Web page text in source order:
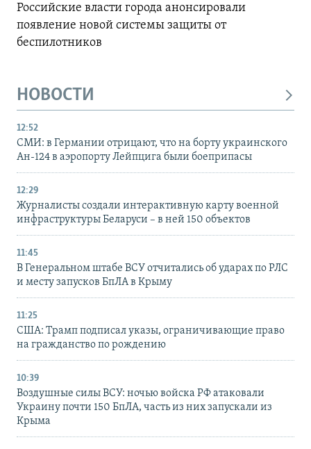
Российские власти города анонсировали
появление новой системы защиты от
беспилотников
НОВОСТИ
12:52
СМИ: в Германии отрицают, что на борту украинского
Ан-124 в аэропорту Лейпцига были боеприпасы
12:29
Журналисты создали интерактивную карту военной
инфраструктуры Беларуси – в ней 150 объектов
11:45
В Генеральном штабе ВСУ отчитались об ударах по РЛС
и месту запусков БпЛА в Крыму
11:25
США: Трамп подписал указы, ограничивающие право
на гражданство по рождению
10:39
Воздушные силы ВСУ: ночью войска РФ атаковали
Украину почти 150 БпЛА, часть из них запускали из
Крыма